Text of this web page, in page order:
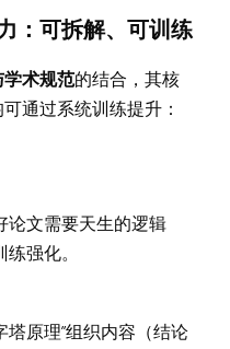
：可拆解、可训练
术规范的结合，其核
通过系统训练提升：
论文需要天生的逻辑
强化。
塔原理”组织内容（结论